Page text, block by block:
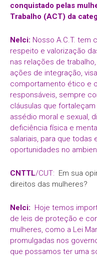
conquistado pelas
Trabalho (ACT) da
Nelci: Nosso A.C.T. tem
respeito e valorização
nas relações de
ações de integração,
comportamento ético e
responsáveis, sempre
cláusulas que
assédio moral e sexual,
deficiência física e
salariais, para que
oportunidades no
CNTTL/CUT: Em sua
direitos das mulheres?
Nelci: Hoje temos
de leis de proteção e
mulheres, como a Lei
promulgadas nos
que possamos ter uma